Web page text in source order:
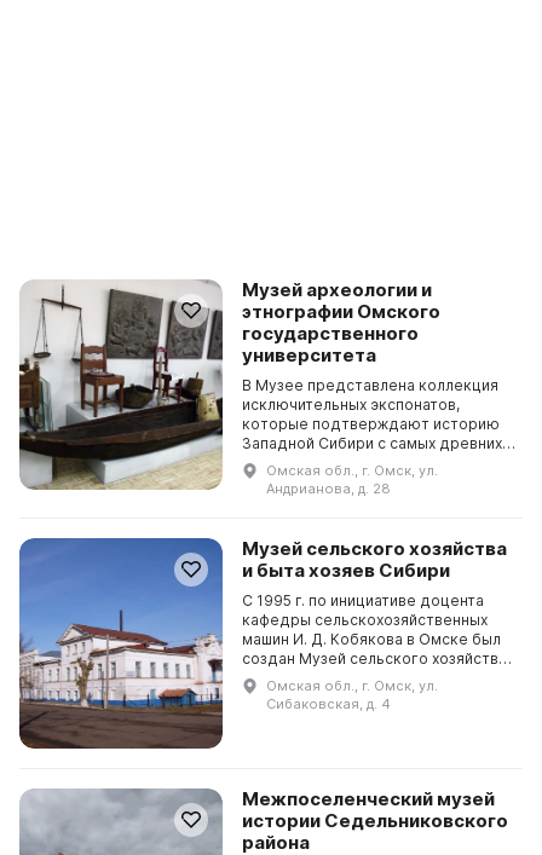
Музей археологии и
этнографии Омского
государственного
университета
В Музее представлена коллекция
исключительных экспонатов,
которые подтверждают историю
Западной Сибири с самых древних
времен и до современности.
Большинство предметов в
экспозиции – это результат рас...
Омская обл., г. Омск, ул.
Андрианова, д. 28
Музей сельского хозяйства
и быта хозяев Сибири
С 1995 г. по инициативе доцента
кафедры сельскохозяйственных
машин И. Д. Кобякова в Омске был
создан Музей сельского хозяйства
и быта хозяев Сибири. Основу его
коллекций составляют предметы
Омская обл., г. Омск, ул.
Сибаковская, д. 4
Межпоселенческий музей
истории Седельниковского
района